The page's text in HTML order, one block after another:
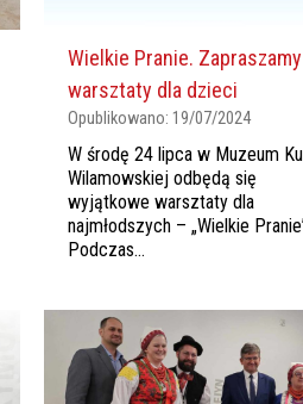
Wielkie Pranie.
warsztaty dla dzieci
Opublikowano: 19/07/2024
W środę 24 lipca w Muzeum
Wilamowskiej odbędą się
wyjątkowe warsztaty dla
najmłodszych – „Wielkie
Podczas...